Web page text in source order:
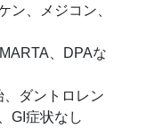
ン、メジコン、
、DPAな
ダントロレン
GI症状なし